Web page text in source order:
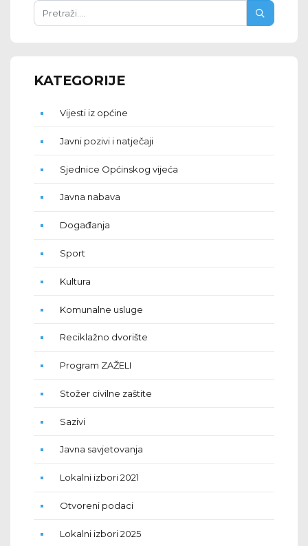
KATEGORIJE
Vijesti iz općine
Javni pozivi i natječaji
Sjednice Općinskog vijeća
Javna nabava
Događanja
Sport
Kultura
Komunalne usluge
Reciklažno dvorište
Program ZAŽELI
Stožer civilne zaštite
Sazivi
Javna savjetovanja
Lokalni izbori 2021
Otvoreni podaci
Lokalni izbori 2025